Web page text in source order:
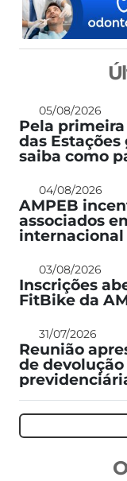
05/08/2026
Pela
das
saiba como
04/08/2026
AMPEB
associados
internacional
03/08/2026
Inscrições
FitBike da
31/07/2026
Reunião
de